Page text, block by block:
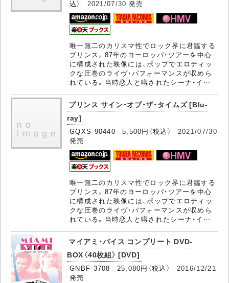
込） 2021/07/30 発売
唯一無二のカリスマ性でロック界に君臨する
プリンス。87年のヨーロッパ・ツアーを中心
に構成された映像には、ポップでエロティッ
クな圧巻のライヴ・パフォーマンスが収めら
れている。当時恋人と噂されたシーナ・イ…
プリンス サイン・オブ・ザ・タイムズ [Blu-
ray]
GQXS-90440 5,500円（税込） 2021/07/30
発売
唯一無二のカリスマ性でロック界に君臨する
プリンス。87年のヨーロッパ・ツアーを中心
に構成された映像には、ポップでエロティッ
クな圧巻のライヴ・パフォーマンスが収めら
れている。当時恋人と噂されたシーナ・イ…
マイアミ・バイス コンプリート DVD-
BOX〈40枚組〉 [DVD]
GNBF-3708 25,080円（税込） 2016/12/21
発売